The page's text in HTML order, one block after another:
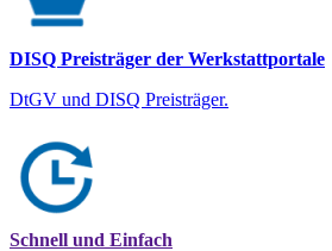
DISQ Preisträger der Werkstattportale
DtGV und DISQ Preisträger.
Schnell und Einfach